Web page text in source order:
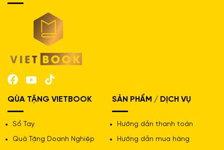
QÙA TẶNG VIETBOOK
Sổ Tay
Quà Tặng Doanh Nghiệp
SẢN PHẨM / DỊCH VỤ
Hướng dẫn thanh toán
Hướng dẫn mua hàng